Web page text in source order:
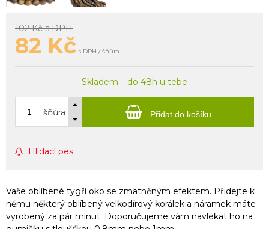
102 Kčs DPH
82 Kč s DPH / šňůra
Skladem – do 48h u tebe
šňůra Přidat do košíku
Hlídací pes
Vaše oblíbené tygří oko se zmatněným efektem. Přidejte k
němu některý oblíbený velkodírový korálek a náramek máte
vyrobený za pár minut. Doporučujeme vám navlékat ho na